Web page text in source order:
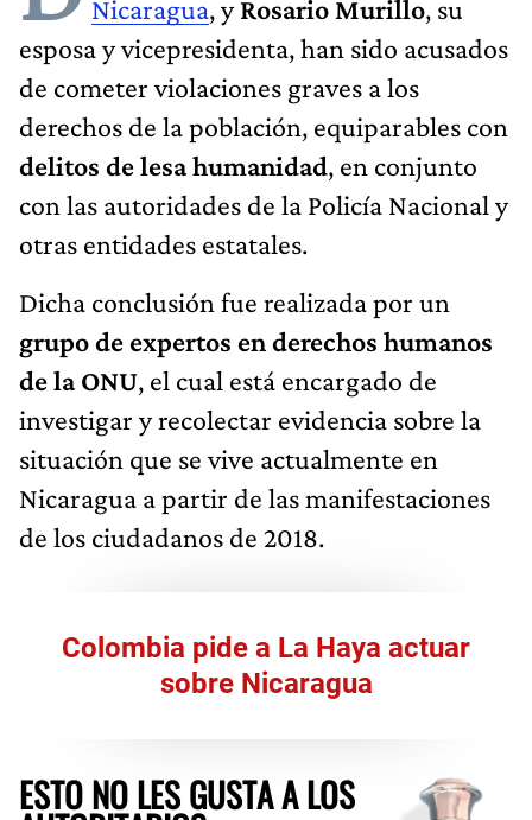
Nicaragua, yRosario Murillo, su
esposa y vicepresidenta, han sido acusados
de cometer violaciones graves a los
derechos de la población, equiparables con
delitos de lesa humanidad, en conjunto
con las autoridades de la Policía Nacional y
otras entidades estatales.
Dicha conclusión fue realizada por un
grupo de expertos en derechos humanos
de la ONU, el cual está encargado de
investigar y recolectar evidencia sobre la
situación que se vive actualmente en
Nicaragua a partir de las manifestaciones
de los ciudadanos de 2018.
Colombia pide a La Haya actuar
sobre Nicaragua
ESTO NO LES GUSTA A LOS